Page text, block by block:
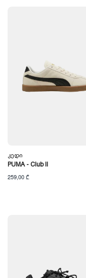
Კედი
PUMA - Club II
259,00 ₾